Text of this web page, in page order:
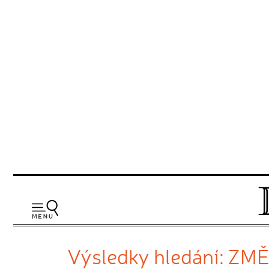
Výsledky hledání: